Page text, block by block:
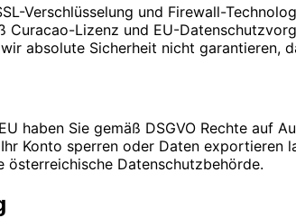
Verschlüsselung und Firewall-
Curacao-Lizenz und EU-
absolute Sicherheit nicht garantieren,
haben Sie gemäß DSGVO Rechte auf
Konto sperren oder Daten
österreichische Datenschutzbehörde.